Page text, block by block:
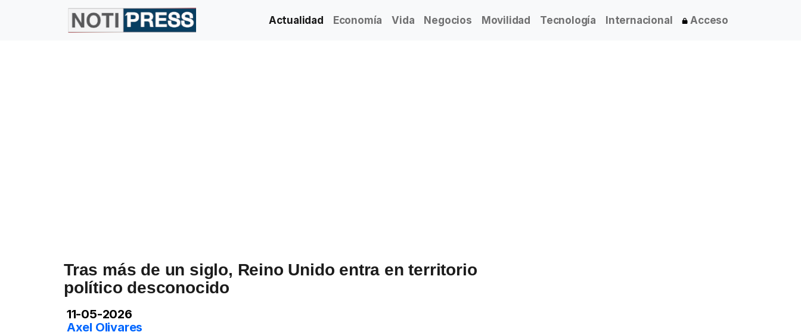
Actualidad Economía Vida Negocios Movilidad Tecnología Internacional Acceso
Tras más de un siglo, Reino Unido entra en territorio
político desconocido
11-05-2026
Axel Olivares